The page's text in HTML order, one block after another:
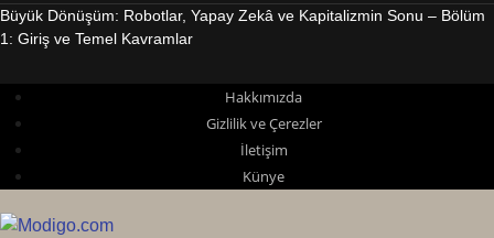
Büyük Dönüşüm: Robotlar, Yapay Zekâ ve Kapitalizmin Sonu – Bölüm
1: Giriş ve Temel Kavramlar
Hakkımızda
Gizlilik ve Çerezler
İletişim
Künye